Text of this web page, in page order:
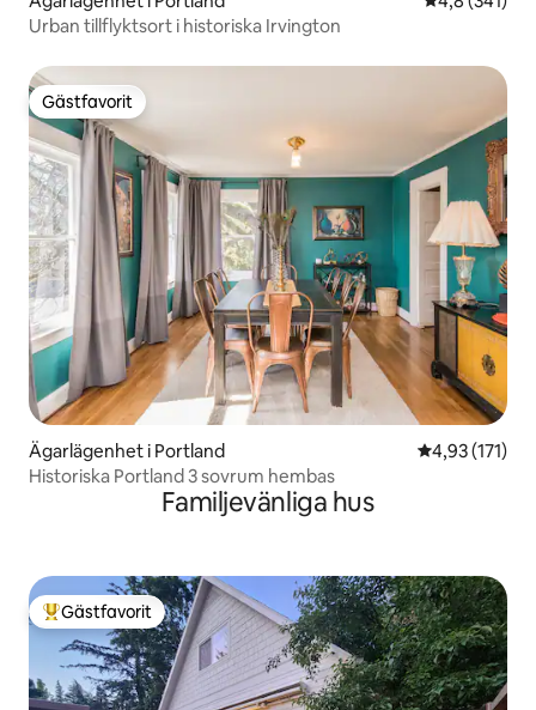
Urban tillflyktsort i historiska Irvington
Gästfavorit
Gästfavorit
Ägarlägenhet i Portland 4,93 av 5 i
4,93 (171)
Historiska Portland 3 sovrum hembas
Familjevänliga hus
Populär gästfavorit
Gästfavorit